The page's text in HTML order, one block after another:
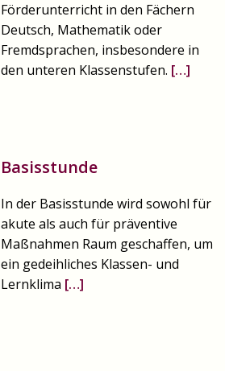
Förderunterricht in den Fächern
Deutsch, Mathematik oder
Fremdsprachen, insbesondere in
den unteren Klassenstufen. […]
Basisstunde
In der Basisstunde wird sowohl für
akute als auch für präventive
Maßnahmen Raum geschaffen, um
ein gedeihliches Klassen- und
Lernklima […]